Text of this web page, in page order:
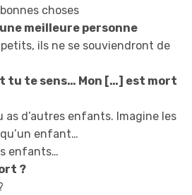
choses
meilleure personne
ils ne se souviendront de
tu te sens… Mon […] est mort
as d’autres enfants. Imagine les
enfant…
enfants…
?